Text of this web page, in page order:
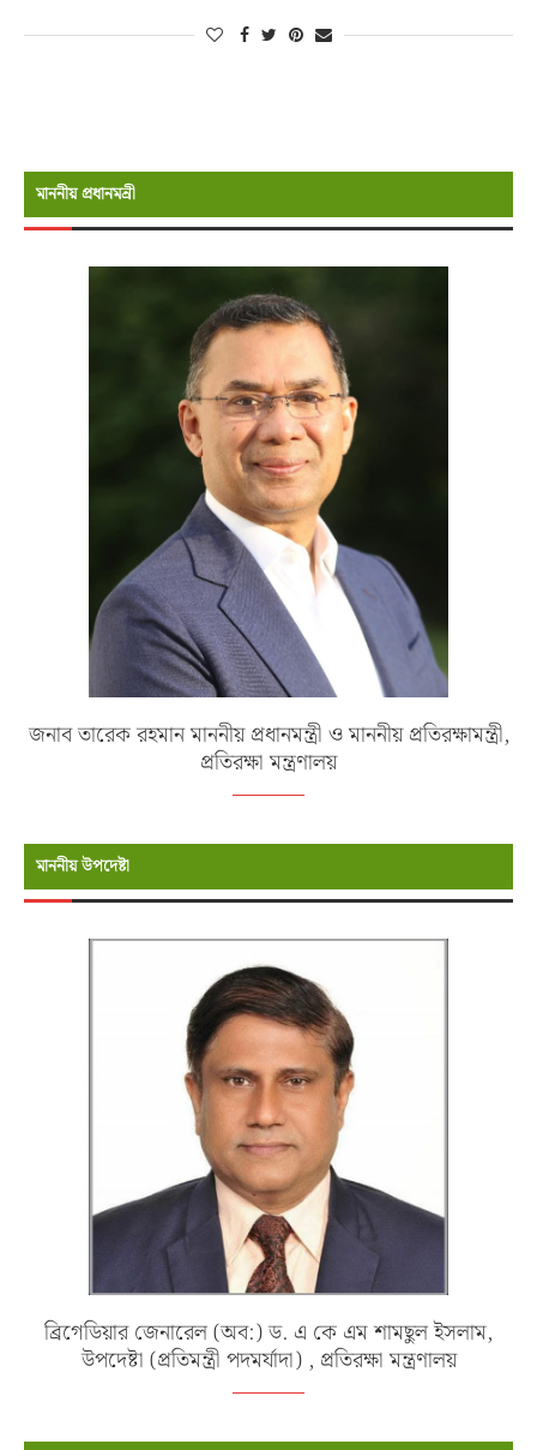
মাননীয় প্রধানমন্রী
জনাব তারেক রহমান মাননীয় প্রধানমন্ত্রী ও মাননীয় প্রতিরক্ষামন্ত্রী,
প্রতিরক্ষা মন্ত্রণালয়
মাননীয় উপদেষ্টা
ব্রিগেডিয়ার জেনারেল (অব:) ড. এ কে এম শামছুল ইসলাম,
উপদেষ্টা (প্রতিমন্ত্রী পদমর্যাদা) , প্রতিরক্ষা মন্ত্রণালয়